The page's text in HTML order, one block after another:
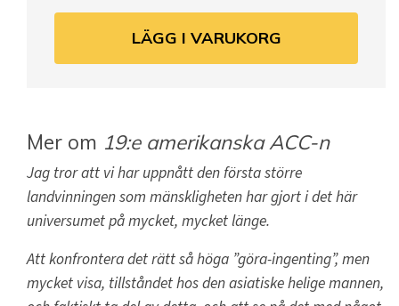
LÄGG I VARUKORG
Mer om 19:e amerikanska ACC-n
Jag tror att vi har uppnått den första större
landvinningen som mänskligheten har gjort i det här
universumet på mycket, mycket länge.
Att konfrontera det rätt så höga ”göra-ingenting”, men
mycket visa, tillståndet hos den asiatiske helige mannen,